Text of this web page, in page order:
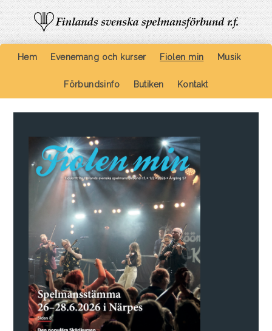
Hem Evenemang och kurser Fiolen min Musik
Förbundsinfo Butiken Kontakt